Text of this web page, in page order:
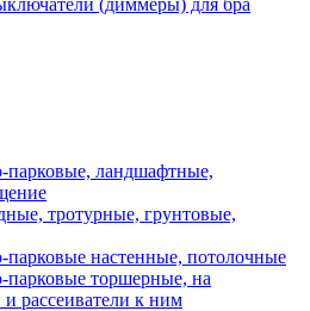
(диммеры) для бра
парковые, ландшафтные,
тротурные, грунтовые,
парковые настенные, потолочные
парковые торшерные, на
и рассеиватели к ним